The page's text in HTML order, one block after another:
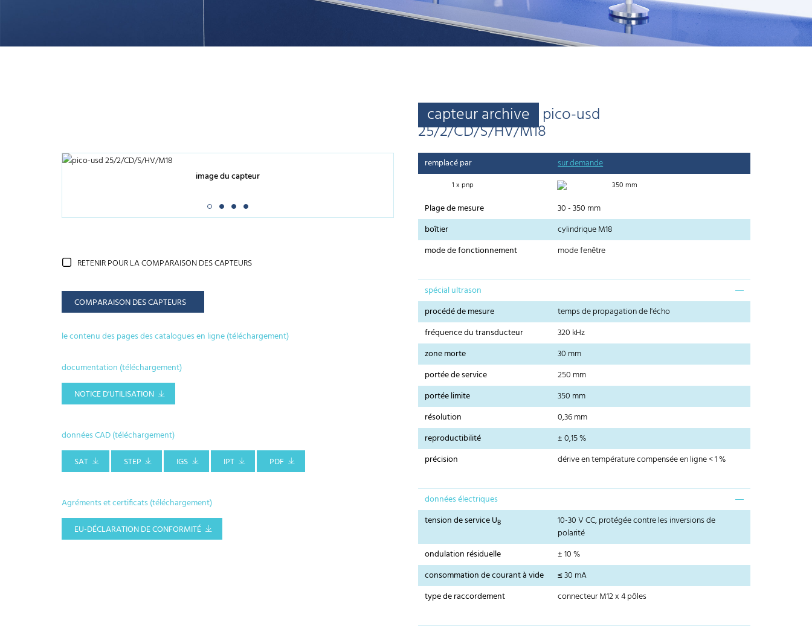
capteur archive pico-usd
25/2/CD/S/HV/M18
image du capteur
RETENIR POUR LA COMPARAISON DES CAPTEURS
COMPARAISON DES CAPTEURS
le contenu des pages des catalogues en ligne (téléchargement)
documentation (téléchargement)
NOTICE D'UTILISATION
données CAD (téléchargement)
SAT
STEP IGS IPT PDF
Agréments et certificats (téléchargement)
EU-DÉCLARATION DE CONFORMITÉ
remplacé par sur demande
1 x pnp 350 mm
Plage de mesure
30 - 350 mm
boîtier
cylindrique M18
mode de fonctionnement
mode fenêtre
spécial ultrason
procédé de mesure
temps de propagation de l'écho
fréquence du transducteur
320 kHz
zone morte
30 mm
portée de service
250 mm
portée limite
350 mm
résolution
0,36 mm
reproductibilité
± 0,15 %
précision
dérive en température compensée en ligne < 1 %
données électriques
tension de service UB
10-30 V CC, protégée contre les inversions de
polarité
ondulation résiduelle
± 10 %
consommation de courant à vide
≤ 30 mA
type de raccordement
connecteur M12 x 4 pôles